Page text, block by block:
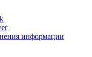
информации